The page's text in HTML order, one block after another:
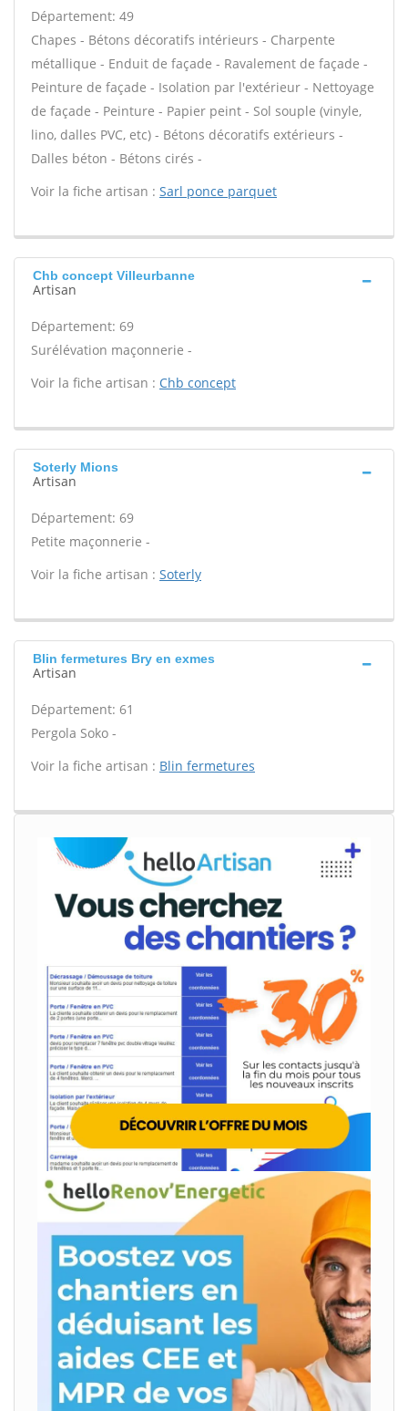
Département: 49
Chapes - Bétons décoratifs intérieurs - Charpente
métallique - Enduit de façade - Ravalement de façade -
Peinture de façade - Isolation par l'extérieur - Nettoyage
de façade - Peinture - Papier peint - Sol souple (vinyle,
lino, dalles PVC, etc) - Bétons décoratifs extérieurs -
Dalles béton - Bétons cirés -
Voir la fiche artisan : Sarl ponce parquet
Chb concept Villeurbanne
Artisan
Département: 69
Surélévation maçonnerie -
Voir la fiche artisan : Chb concept
Soterly Mions
Artisan
Département: 69
Petite maçonnerie -
Voir la fiche artisan : Soterly
Blin fermetures Bry en exmes
Artisan
Département: 61
Pergola Soko -
Voir la fiche artisan : Blin fermetures